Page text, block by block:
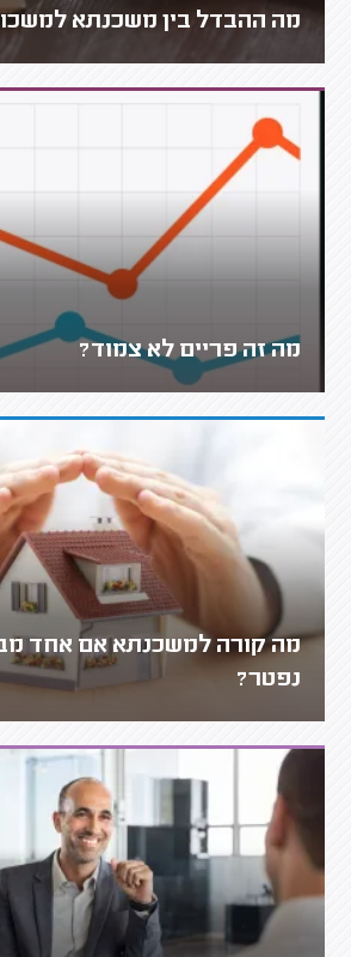
מה ההבדל בין משכנתא
מה זה פריים לא צמוד?
מה קורה למשכנתא אם אחד
נפטר?